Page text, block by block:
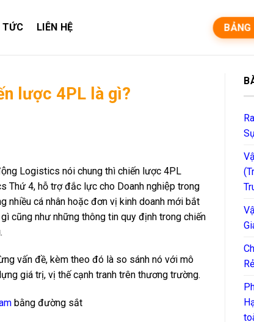
TỨC LIÊN HỆ BẢNG
lược 4PL là gì?
Logistics nói chung thì chiến lược 4PL
Thứ 4, hỗ trợ đắc lực cho Doanh nghiệp trong
nhiều cá nhân hoặc đơn vị kinh doanh mới bắt
cũng như những thông tin quy định trong chiến
vấn đề, kèm theo đó là so sánh nó với mô
giá trị, vị thế cạnh tranh trên thương trường.
bằng đường sắt